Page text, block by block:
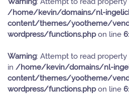
/home/kevin/domains/nl-
content/themes/yootheme/
wordpress/functions.phpon line
Warning: Attempt to read
in /home/kevin/domains/nl-
content/themes/yootheme/
wordpress/functions.phpon line